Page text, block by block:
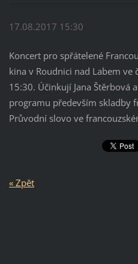
17.08.2017 15:30
Koncert pro spřátelené
kina v Roudnici nad Labem
15:30. Účinkují Jana Štěrbová
programu především skladby
Průvodní slovo ve
« Zpět